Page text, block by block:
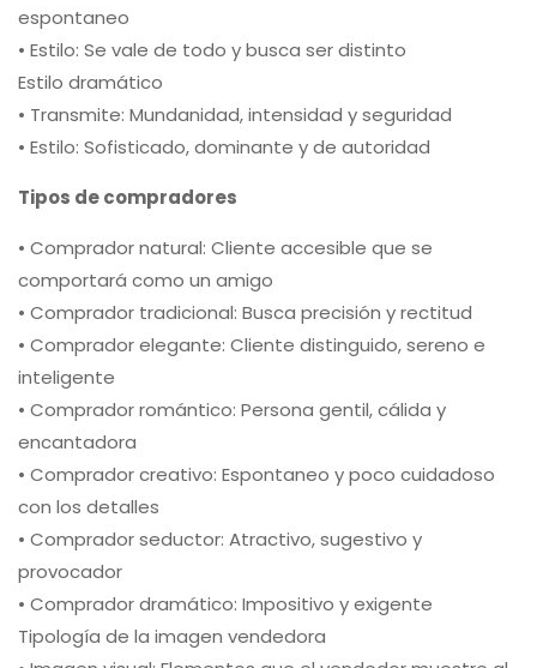
espontaneo
• Estilo: Se vale de todo y busca ser distinto
Estilo dramático
• Transmite: Mundanidad, intensidad y seguridad
• Estilo: Sofisticado, dominante y de autoridad
Tipos de compradores
• Comprador natural: Cliente accesible que se
comportará como un amigo
• Comprador tradicional: Busca precisión y rectitud
• Comprador elegante: Cliente distinguido, sereno e
inteligente
• Comprador romántico: Persona gentil, cálida y
encantadora
• Comprador creativo: Espontaneo y poco cuidadoso
con los detalles
• Comprador seductor: Atractivo, sugestivo y
provocador
• Comprador dramático: Impositivo y exigente
Tipología de la imagen vendedora